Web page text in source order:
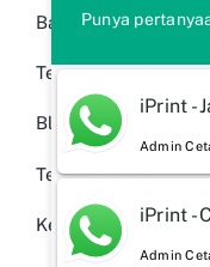
Bahan Kain
Testimonials
Blog
Tentang Kami
Kebijakan Privasi
Punya
iPrint -
Admin
iPrint -
Admin